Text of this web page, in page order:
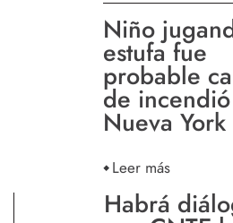
Niño
estufa fue
probable
de
Nueva York
Leer más
Habrá